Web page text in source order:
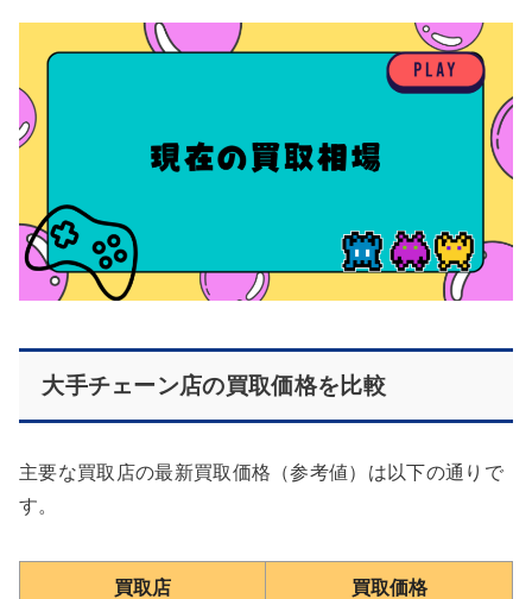
大手チェーン店の買取価格を比較
主要な買取店の最新買取価格（参考値）は以下の通りで
す。
買取店 買取価格